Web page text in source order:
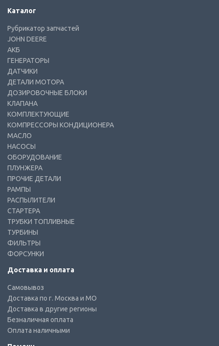
Каталог
Рубрикатор запчастей
JOHN DEERE
АКБ
ГЕНЕРАТОРЫ
ДАТЧИКИ
ДЕТАЛИ МОТОРА
ДОЗИРОВОЧНЫЕ БЛОКИ
КЛАПАНА
КОМПЛЕКТУЮЩИЕ
КОМПРЕССОРЫ КОНДИЦИОНЕРА
МАСЛО
НАСОСЫ
ОБОРУДОВАНИЕ
ПЛУНЖЕРА
ПРОЧИЕ ДЕТАЛИ
РАМПЫ
РАСПЫЛИТЕЛИ
СТАРТЕРА
ТРУБКИ ТОПЛИВНЫЕ
ТУРБИНЫ
ФИЛЬТРЫ
ФОРСУНКИ
Доставка и оплата
Самовывоз
Доставка по г. Москва и МО
Доставка в другие регионы
Безналичная оплата
Оплата наличными